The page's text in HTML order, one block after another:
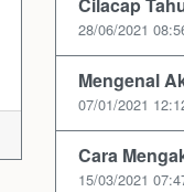
28/06/2021
Mengenal
07/01/2021
Cara
15/03/2021